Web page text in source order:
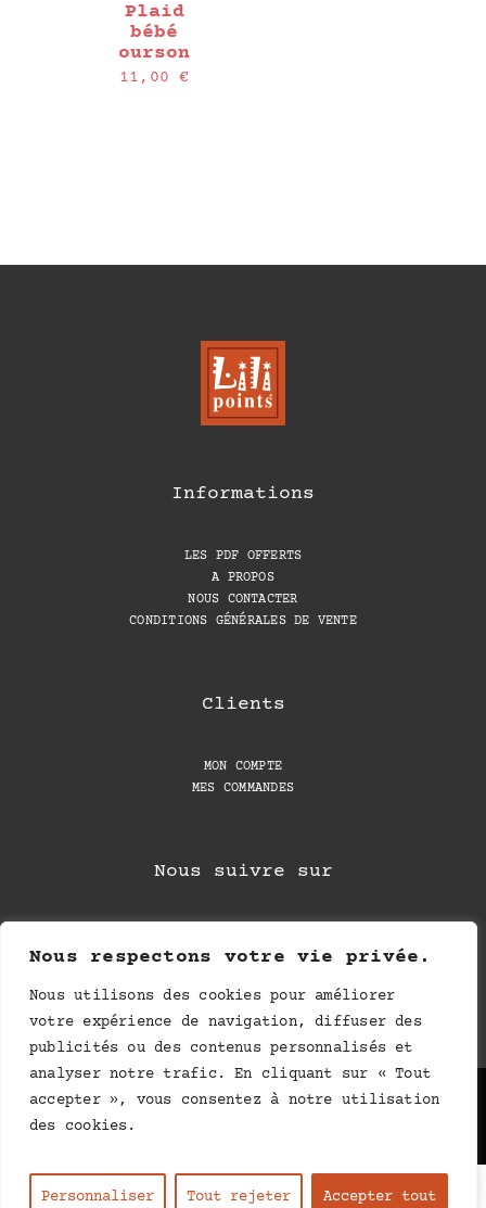
Nous respectons votre vie privée.
Nous utilisons des cookies pour améliorer
votre expérience de navigation, diffuser des
publicités ou des contenus personnalisés et
analyser notre trafic. En cliquant sur « Tout
accepter », vous consentez à notre utilisation
des cookies.
Personnaliser Tout rejeter Accepter tout
Plaid
bébé
ourson
11,00€
Informations
LES PDF OFFERTS
A PROPOS
NOUS CONTACTER
CONDITIONS GÉNÉRALES DE VENTE
Clients
MON COMPTE
MES COMMANDES
Nous suivre sur
Politique de confidentialité Mentions légales
FR